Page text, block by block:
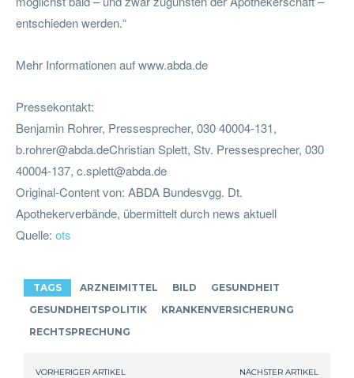
entschieden werden.“
Mehr Informationen auf www.abda.de
Pressekontakt:
Benjamin Rohrer, Pressesprecher, 030 40004-131,
b.rohrer@abda.deChristianSplett, Stv. Pressesprecher, 030
40004-137, c.splett@abda.de
Original-Content von: ABDA Bundesvgg. Dt.
Apothekerverbände, übermittelt durch news aktuell
Quelle: ots
TAGS ARZNEIMITTEL BILD
GESUNDHEIT
GESUNDHEITSPOLITIK
KRANKENVERSICHERUNG
RECHTSPRECHUNG
VORHERIGER ARTIKEL NÄCHSTER ARTIKEL